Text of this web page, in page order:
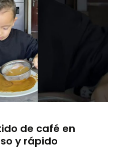
de café en
y rápido